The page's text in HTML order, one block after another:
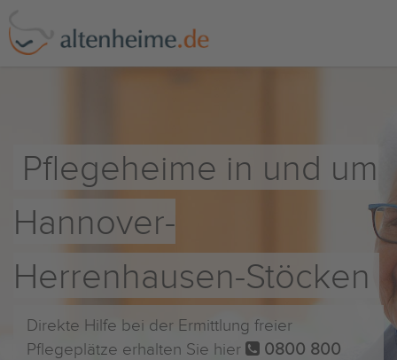
Pflegeheime in und um
Hannover-
Herrenhausen-Stöcken
Direkte Hilfe bei der Ermittlung freier
Pflegeplätze erhalten Sie hier
0800 800